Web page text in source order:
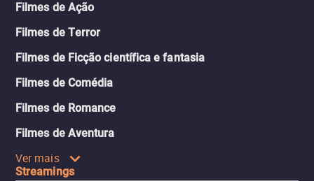
Filmes de Ação
Filmes de Terror
Filmes de Ficção científica e fantasia
Filmes de Comédia
Filmes de Romance
Filmes de Aventura
Ver mais
Streamings